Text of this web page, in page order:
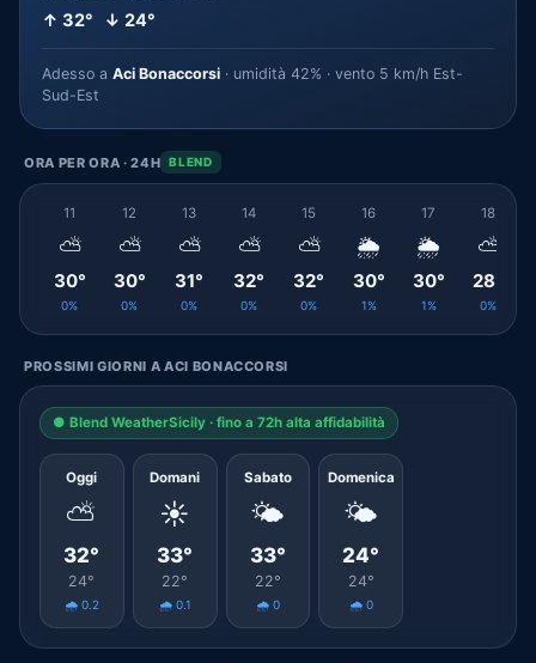
↑ 32° ↓ 24°
Adesso a Aci Bonaccorsi · umidità 42% · vento 5 km/h Est-
Sud-Est
ORA PER ORA · 24H BLEND
11
⛅
30°
0%
12
⛅
30°
0%
13
⛅
31°
0%
14
⛅
32°
0%
15
⛅
32°
0%
16
🌦️
30°
1%
17
🌦️
30°
1%
18
⛅
28°
0%
PROSSIMI GIORNI A ACI BONACCORSI
● Blend WeatherSicily · fino a 72h alta affidabilità
Oggi
⛅
32°
24°
🌧️ 0.2
Domani
☀️
33°
22°
🌧️ 0.1
Sabato
🌤️
33°
22°
🌧️ 0
Domenica
🌤️
24°
24°
🌧️ 0